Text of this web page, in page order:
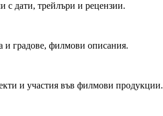
с дати, трейлъри и рецензии.
и градове, филмови описания.
и участия във филмови продукции.